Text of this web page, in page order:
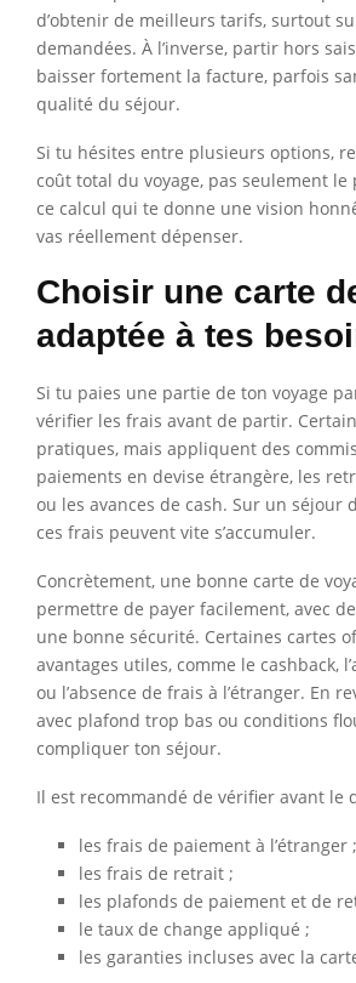
d’obtenir de meilleurs tarifs, surtout
demandées. À l’inverse, partir hors
baisser fortement la facture, parfois
qualité du séjour.
Si tu hésites entre plusieurs options,
coût total du voyage, pas seulement le
ce calcul qui te donne une vision
vas réellement dépenser.
Choisir une carte
adaptée à tes
Si tu paies une partie de ton voyage
vérifier les frais avant de partir.
pratiques, mais appliquent des
paiements en devise étrangère, les
ou les avances de cash. Sur un séjour
ces frais peuvent vite s’accumuler.
Concrètement, une bonne carte de
permettre de payer facilement, avec
une bonne sécurité. Certaines cartes
avantages utiles, comme le cashback,
ou l’absence de frais à l’étranger. En
avec plafond trop bas ou conditions
compliquer ton séjour.
Il est recommandé de vérifier avant le
les frais de paiement à l’étranger ;
les frais de retrait ;
les plafonds de paiement et de
le taux de change appliqué ;
les garanties incluses avec la